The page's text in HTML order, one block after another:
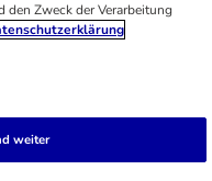
den Zweck der Verarbeitung
weiter